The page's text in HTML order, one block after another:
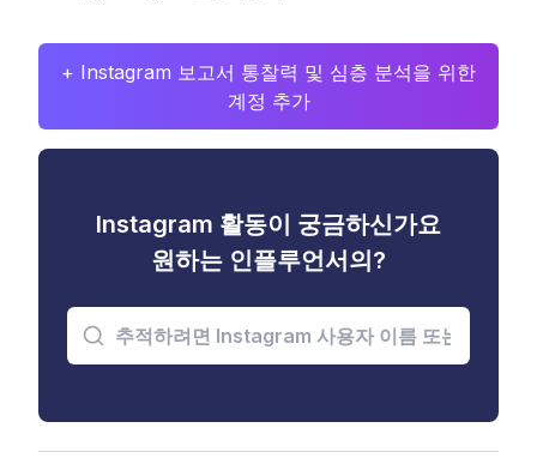
+ Instagram 보고서 통찰력 및 심층 분석을 위한
계정 추가
Instagram 활동이 궁금하신가요
원하는 인플루언서의?